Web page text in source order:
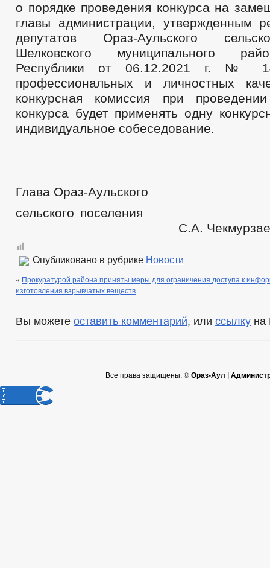
о порядке проведения конкурса на
главы администрации, утвержденным
депутатов Ораз-Аульского
Шелковского муниципального
Республики от 06.12.2021 г. №
профессиональных и личностных
конкурсная комиссия при
конкурса будет применять одну
индивидуальное собеседование.
Глава Ораз-Аульского
сельского
С.А.
Опубликовано в рубрике Новости
« Прокуратурой района приняты меры для ограничения доступа к
изготовления взрывчатых веществ
Вы можете оставить комментарий, или ссылку на
Все права защищены. ©Ораз-Аул |